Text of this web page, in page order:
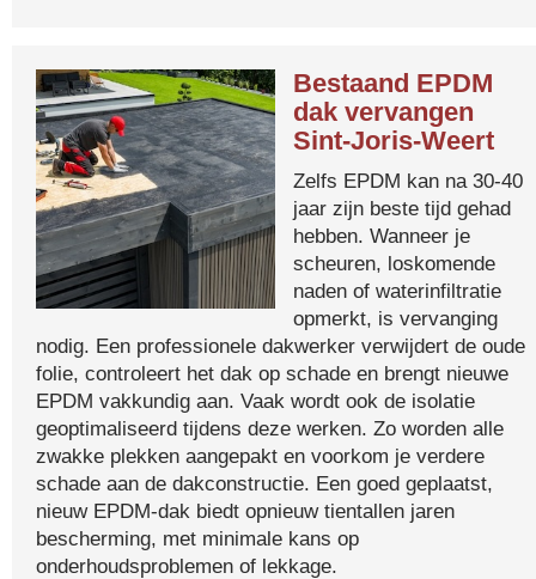
Bestaand EPDM
dak vervangen
Sint-Joris-Weert
Zelfs EPDM kan na 30-40
jaar zijn beste tijd gehad
hebben. Wanneer je
scheuren, loskomende
naden of waterinfiltratie
opmerkt, is vervanging
nodig. Een professionele dakwerker verwijdert de oude
folie, controleert het dak op schade en brengt nieuwe
EPDM vakkundig aan. Vaak wordt ook de isolatie
geoptimaliseerd tijdens deze werken. Zo worden alle
zwakke plekken aangepakt en voorkom je verdere
schade aan de dakconstructie. Een goed geplaatst,
nieuw EPDM-dak biedt opnieuw tientallen jaren
bescherming, met minimale kans op
onderhoudsproblemen of lekkage.